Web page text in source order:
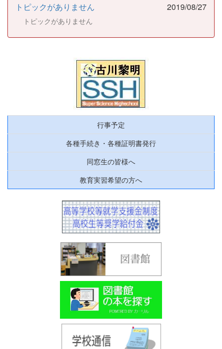
トピックがありません 2019/08/27
トピックがありません
行事予定
各種手続き・各種証明書発行
同窓生の皆様へ
教育実習希望の方へ